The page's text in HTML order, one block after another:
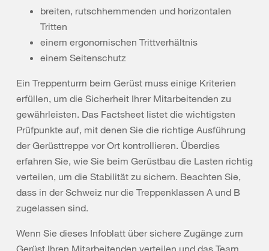
breiten, rutschhemmenden und horizontalen
Tritten
einem ergonomischen Trittverhältnis
einem Seitenschutz
Ein Treppenturm beim Gerüst muss einige Kriterien
erfüllen, um die Sicherheit Ihrer Mitarbeitenden zu
gewährleisten. Das Factsheet listet die wichtigsten
Prüfpunkte auf, mit denen Sie die richtige Ausführung
der Gerüsttreppe vor Ort kontrollieren. Überdies
erfahren Sie, wie Sie beim Gerüstbau die Lasten richtig
verteilen, um die Stabilität zu sichern. Beachten Sie,
dass in der Schweiz nur die Treppenklassen A und B
zugelassen sind.
Wenn Sie dieses Infoblatt über sichere Zugänge zum
Gerüst Ihren Mitarbeitenden verteilen und das Team